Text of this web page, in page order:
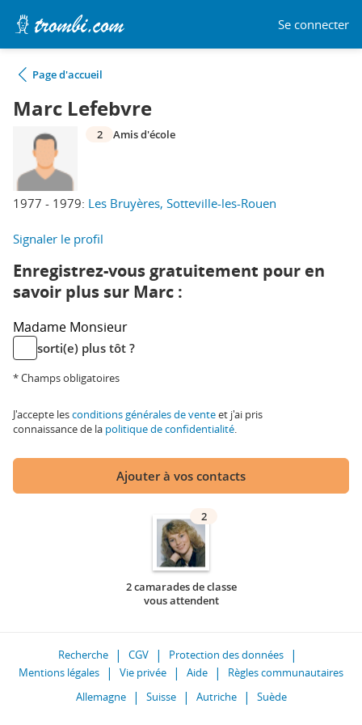
Se connecter
Page d'accueil
Marc Lefebvre
1977 - 1979: Les Bruyères, Sotteville-les-Rouen
2 Amis d'école
Signaler le profil
Enregistrez-vous gratuitement pour en
savoir plus sur Marc :
Madame Monsieur
sorti(e) plus tôt ?
* Champs obligatoires
J'accepte lesconditions générales de venteet j'ai pris
connaissance de la politique de confidentialité.
Ajouter à vos contacts
2
2 camarades de classe
vous attendent
Recherche CGV
Protection des données
Mentions légales
Vie privée Aide
Règles communautaires
Allemagne
Suisse Autriche Suède